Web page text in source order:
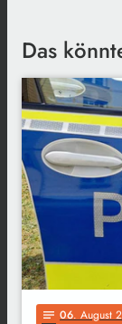
Das
notes 06. August